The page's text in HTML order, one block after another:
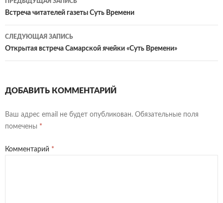
k
n
al
n
dl
y
sn
iki
ть
по
записям
Встреча читателей газеты Суть Времени
СЛЕДУЮЩАЯ ЗАПИСЬ
Открытая встреча Самарской ячейки «Суть Времени»
ДОБАВИТЬ КОММЕНТАРИЙ
Ваш адрес email не будет опубликован. Обязательные поля
помечены *
Комментарий *